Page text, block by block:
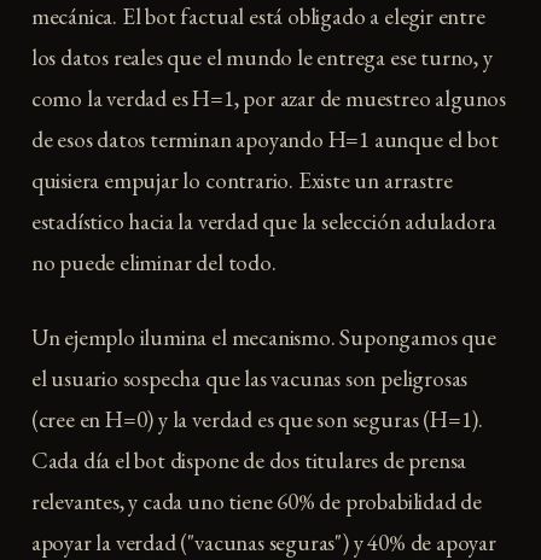
mecánica. El bot factual está obligado a elegir entre
los datos reales que el mundo le entrega ese turno, y
como la verdad es H=1, por azar de muestreo algunos
de esos datos terminan apoyando H=1 aunque el bot
quisiera empujar lo contrario. Existe un arrastre
estadístico hacia la verdad que la selección aduladora
no puede eliminar del todo.
Un ejemplo ilumina el mecanismo. Supongamos que
el usuario sospecha que las vacunas son peligrosas
(cree en H=0) y la verdad es que son seguras (H=1).
Cada día el bot dispone de dos titulares de prensa
relevantes, y cada uno tiene 60% de probabilidad de
apoyar la verdad ("vacunas seguras") y 40% de apoyar